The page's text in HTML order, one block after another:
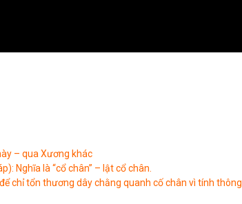
– qua Xương khác
Nghĩa là “cổ chân” – lật cổ chân.
chỉ tổn thương dây chằng quanh cố chân vì tính thông